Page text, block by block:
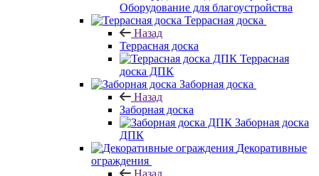
Оборудование для благоустройства
Террасная доска
Назад
Террасная доска
Террасная
доска ДПК
Заборная доска
Назад
Заборная доска
Заборная доска
ДПК
Декоративные
ограждения
Назад